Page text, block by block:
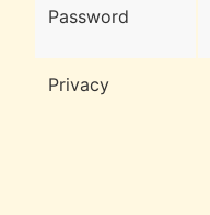
Password
Privacy